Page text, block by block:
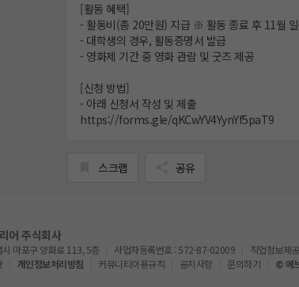
[활동 혜택]
- 활동비(총 20만원) 지급 ※ 활동 종료 후 11월
- 대학생의 경우, 활동증명서 발급
- 영화제 기간 중 영화 관람 및 굿즈 제공
[신청 방법]
- 아래 신청서 작성 및 제출
https://forms.gle/qKCwYV4YynYf5paT9
스크랩 공유
어 주식회사
시 마포구 양화로 113, 5층 사업자등록번호 : 572-87-02009
직업정보제
개인정보처리방침 커뮤니티이용규칙 공지사항 문의하기 © 에